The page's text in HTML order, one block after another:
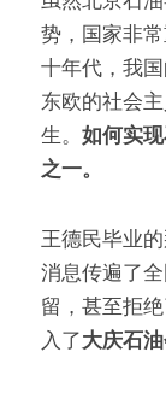
势，国家非
十年代，我
东欧的社会
生。 如何实
之一。
王德民毕业
消息传遍了
留，甚至拒
入了大庆石油